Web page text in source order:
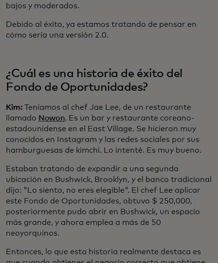
bajos y moderados.
Debido al éxito, ya estamos tratando de pensar en
cómo sería una versión 2.0.
¿Cuál es una historia de éxito del
Fondo de Oportunidades?
Kim: Teníamos al chef Jae Lee, de un restaurante
llamado Nowon. Es un bar y restaurante coreano-
estadounidense en el East Village. Se hicieron muy
conocidos en Instagram y las redes sociales por sus
hamburguesas de kimchi. Lo intenté. Es muy bueno.
Estaban tratando de expandir a una segunda
ubicación en Bushwick, Brooklyn, y el banco tradicional
dijo: "Lo siento, no eres elegible". El chef Lee aplicar
este Fondo de Oportunidades, obtuvo $ 250,000,
posteriormente pudo abrir en Bushwick, un espacio
más grande, y ahora emplea a más de 50
neoyorquinos.
Entonces, lo que esta historia realmente destaca es